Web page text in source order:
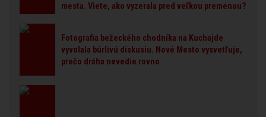
mesta. Viete, ako vyzerala pred veľkou premenou?
Fotografia bežeckého chodníka na Kuchajde
vyvolala búrlivú diskusiu. Nové Mesto vysvetľuje,
prečo dráha nevedie rovno